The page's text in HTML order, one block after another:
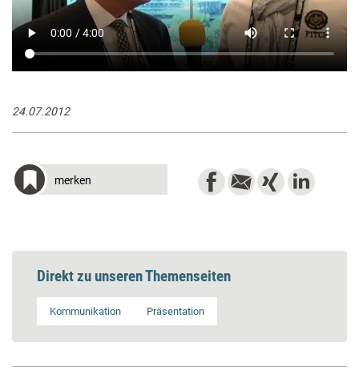
24.07.2012
merken
Direkt zu unseren Themenseiten
Kommunikation Präsentation